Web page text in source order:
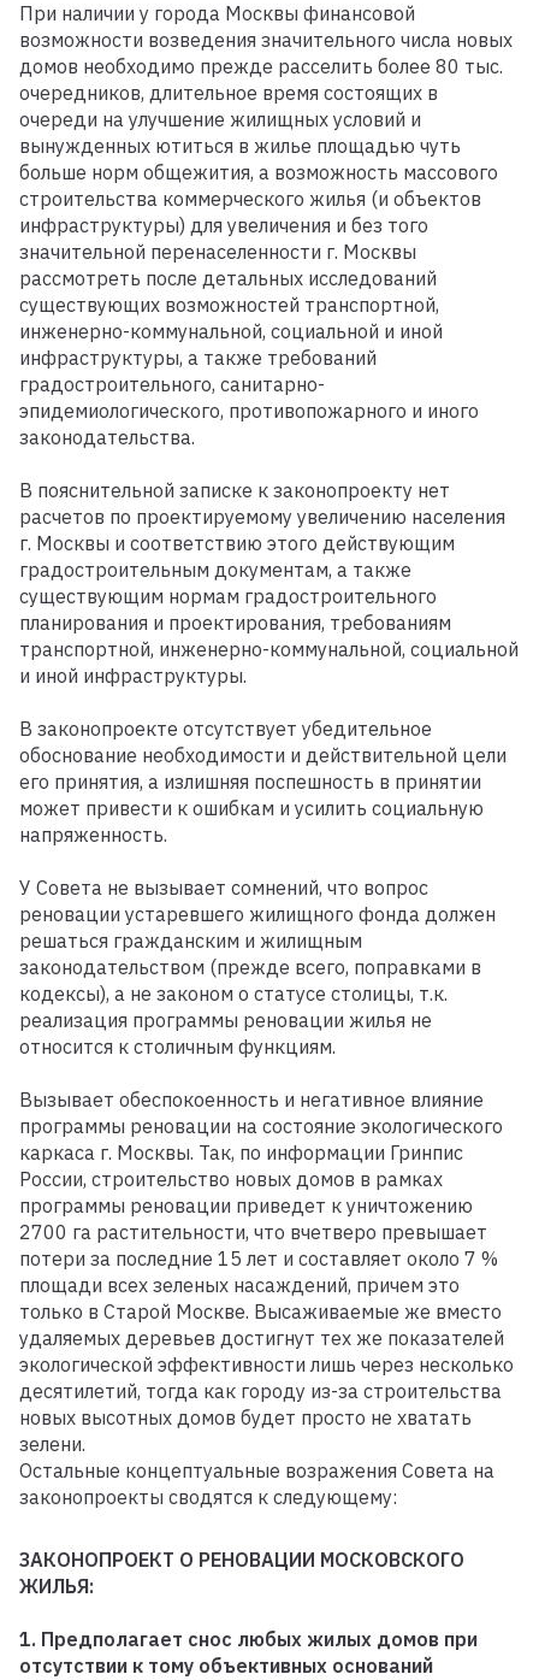
При наличии у города Москвы финансовой
возможности возведения значительного числа новых
домов необходимо прежде расселить более 80 тыс.
очередников, длительное время состоящих в
очереди на улучшение жилищных условий и
вынужденных ютиться в жилье площадью чуть
больше норм общежития, а возможность массового
строительства коммерческого жилья (и объектов
инфраструктуры) для увеличения и без того
значительной перенаселенности г. Москвы
рассмотреть после детальных исследований
существующих возможностей транспортной,
инженерно-коммунальной, социальной и иной
инфраструктуры, а также требований
градостроительного, санитарно-
эпидемиологического, противопожарного и иного
законодательства.
В пояснительной записке к законопроекту нет
расчетов по проектируемому увеличению населения
г. Москвы и соответствию этого действующим
градостроительным документам, а также
существующим нормам градостроительного
планирования и проектирования, требованиям
транспортной, инженерно-коммунальной, социальной
и иной инфраструктуры.
В законопроекте отсутствует убедительное
обоснование необходимости и действительной цели
его принятия, а излишняя поспешность в принятии
может привести к ошибкам и усилить социальную
напряженность.
У Совета не вызывает сомнений, что вопрос
реновации устаревшего жилищного фонда должен
решаться гражданским и жилищным
законодательством (прежде всего, поправками в
кодексы), а не законом о статусе столицы, т.к.
реализация программы реновации жилья не
относится к столичным функциям.
Вызывает обеспокоенность и негативное влияние
программы реновации на состояние экологического
каркаса г. Москвы. Так, по информации Гринпис
России, строительство новых домов в рамках
программы реновации приведет к уничтожению
2700 га растительности, что вчетверо превышает
потери за последние 15 лет и составляет около 7 %
площади всех зеленых насаждений, причем это
только в Старой Москве. Высаживаемые же вместо
удаляемых деревьев достигнут тех же показателей
экологической эффективности лишь через несколько
десятилетий, тогда как городу из-за строительства
новых высотных домов будет просто не хватать
зелени.
Остальные концептуальные возражения Совета на
законопроекты сводятся к следующему:
ЗАКОНОПРОЕКТ О РЕНОВАЦИИ МОСКОВСКОГО
ЖИЛЬЯ:
1. Предполагает снос любых жилых домов при
отсутствии к тому объективных оснований